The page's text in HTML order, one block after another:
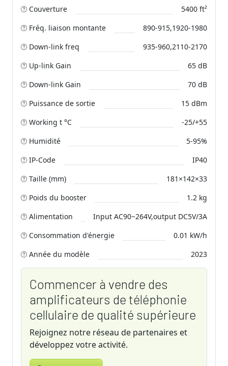
Couverture
5400 ft²
Fréq. liaison montante
890-915,1920-1980
Down-link freq
935-960,2110-2170
Up-link Gain
65 dB
Down-link Gain
70 dB
Puissance de sortie
15 dBm
Working t °C
-25/+55
Humidité
5-95%
IP-Code
IP40
Taille (mm)
181×142×33
Poids du booster
1.2 kg
Alimentation
Input AC90~264V,output DC5V/3A
Consommation d'énergie
0.01 kW/h
Année du modèle
2023
Commencer à vendre des
amplificateurs de téléphonie
cellulaire de qualité supérieure
Rejoignez notre réseau de partenaires et
développez votre activité.